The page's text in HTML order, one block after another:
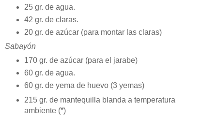
25 gr. de agua.
42 gr. de claras.
20 gr. de azúcar (para montar las claras)
Sabayón
170 gr. de azúcar (para el jarabe)
60 gr. de agua.
60 gr. de yema de huevo (3 yemas)
215 gr. de mantequilla blanda a temperatura
ambiente (*)